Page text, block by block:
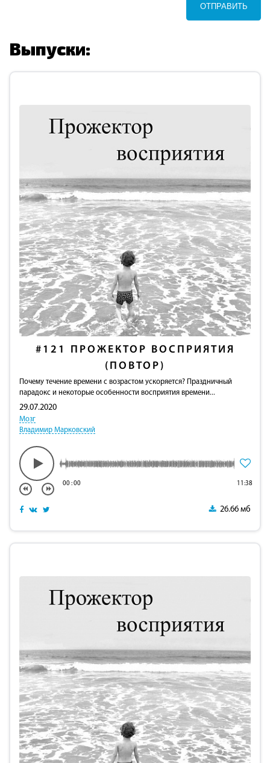
ОТПРАВИТЬ
Выпуски:
#121
ПРОЖЕКТОР ВОСПРИЯТИЯ
(ПОВТОР)
Почему течение времени с возрастом ускоряется? Праздничный
парадокс и некоторые особенности восприятия времени...
29.07.2020
Мозг
Владимир Марковский
00:00 11:38
26.66 мб